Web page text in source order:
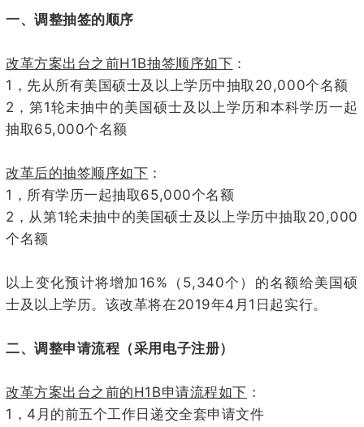
一、调整抽签的顺序
改革方案出台之前H1B抽签顺序如下 ：
1 ，先从所有美国硕士及以上学历中抽取 20,000个名额
2 ，第1轮未抽中的美国硕士及以上学历和本科学历一起
抽取65,000个名额
改革后的抽签顺序如下 ：
1 ，所有学历一起抽取65,000个名额
2 ，从第1轮未抽中的美国硕士及以上学历中抽取 20,000
个名额
以上变化预计将增加 16% （ 5,340个）的名额给美国硕
士及以上学历。该改革将在2019年4 月 1 日起实行。
二、调整申请流程（采用电子注册）
改革方案出台之前的H1B申请流程如下 ：
1 ， 4 月的前五个工作日递交全套申请文件